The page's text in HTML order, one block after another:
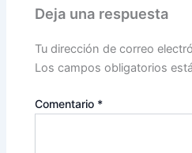
Deja una respuesta
Tu dirección de correo
Los campos obligatorios
Comentario *